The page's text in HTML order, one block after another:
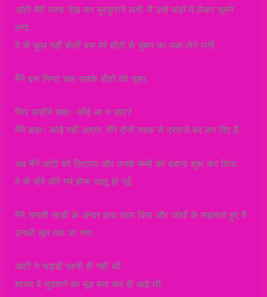
आंटी मेरी तरफ देख कर मुस्कुराने लगीं. मैं उन्हें बांहों में लेकर चूमने
लगा.
वे भी कुछ नहीं बोलीं बस मेरे होंठों से चुंबन का मजा लेने लगीं.
मैंने दस मिनट तक उसके होंठों को चूसा.
फिर उन्होंने कहा- कोई आ न ज़ाए?
मैंने कहा- कोई नहीं आएगा. मैंने दोनों तरफ़ से दरवाजे बंद कर दिए हैं.
अब मैंने आंटी को लिटाया और उनके मम्मों को दबाना शुरू कर दिया.
वे भी धीरे धीरे गर्म होना चालू हो गईं.
मैंने उनकी साड़ी के अन्दर हाथ डाल दिया और जांघों के सहलाते हुए मैं
उनकी चूत तक आ गया.
आंटी ने चड्डी पहनी ही नहीं थी.
शायद वे चुदवाने का मूड बना कर ही आई थीं.